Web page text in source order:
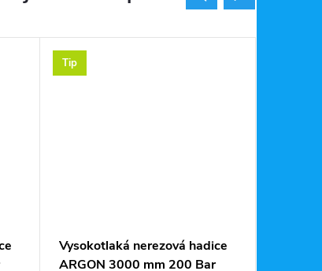
Tip
Vysokotlaká nerezová hadice
ARGON 3000 mm 200 Bar